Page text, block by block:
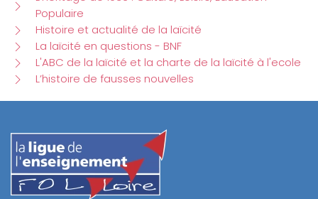
Populaire
Histoire et actualité de la laïcité
La laïcité en questions - BNF
L'ABC de la laïcité et la charte de la laïcité à l'ecole
L’histoire de fausses nouvelles